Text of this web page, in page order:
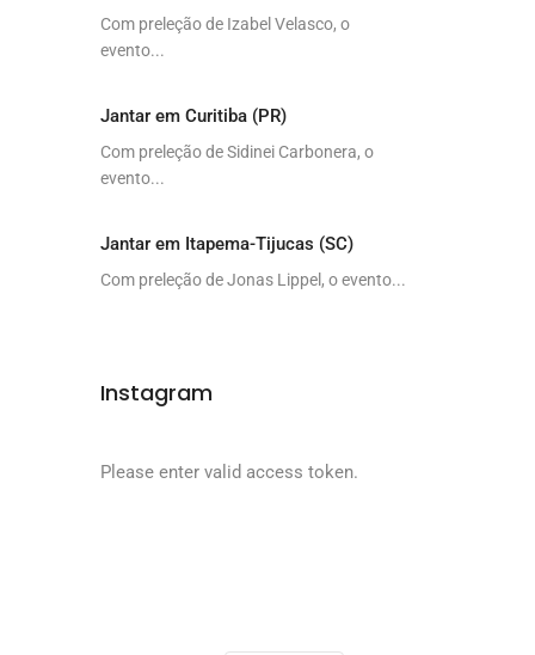
Com preleção de Izabel Velasco, o
evento...
Jantar em Curitiba (PR)
Com preleção de Sidinei Carbonera, o
evento...
Jantar em Itapema-Tijucas (SC)
Com preleção de Jonas Lippel, o evento...
Instagram
Please enter valid access token.